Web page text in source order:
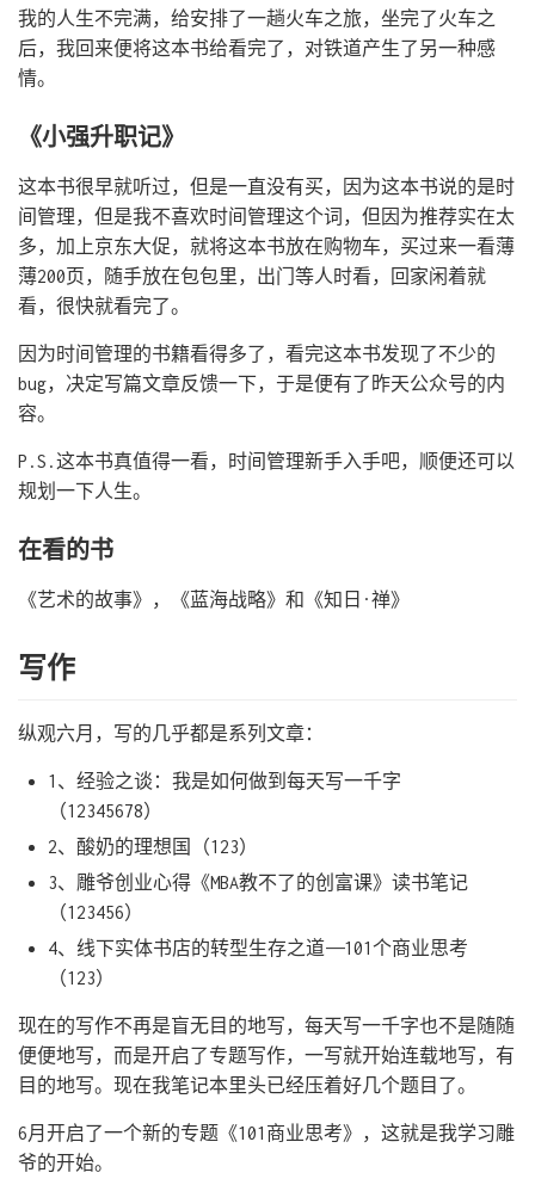
我的人生不完满，给安排了一趟火车之旅，坐完了火车之
后，我回来便将这本书给看完了，对铁道产生了另一种感
情。
《小强升职记》
这本书很早就听过，但是一直没有买，因为这本书说的是时
间管理，但是我不喜欢时间管理这个词，但因为推荐实在太
多，加上京东大促，就将这本书放在购物车，买过来一看薄
薄200页，随手放在包包里，出门等人时看，回家闲着就
看，很快就看完了。
因为时间管理的书籍看得多了，看完这本书发现了不少的
bug，决定写篇文章反馈一下，于是便有了昨天公众号的内
容。
P.S.这本书真值得一看，时间管理新手入手吧，顺便还可以
规划一下人生。
在看的书
《艺术的故事》，《蓝海战略》和《知日·禅》
写作
纵观六月，写的几乎都是系列文章：
1、经验之谈：我是如何做到每天写一千字
（12345678）
2、酸奶的理想国（123）
3、雕爷创业心得《MBA教不了的创富课》读书笔记
（123456）
4、线下实体书店的转型生存之道——101个商业思考
（123）
现在的写作不再是盲无目的地写，每天写一千字也不是随随
便便地写，而是开启了专题写作，一写就开始连载地写，有
目的地写。现在我笔记本里头已经压着好几个题目了。
6月开启了一个新的专题《101商业思考》，这就是我学习雕
爷的开始。